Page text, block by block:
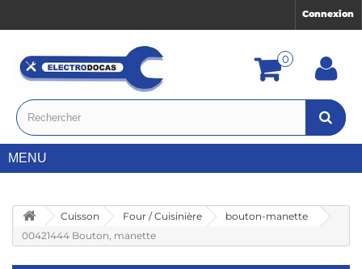
Connexion
0
MENU
Cuisson Four / Cuisinière
bouton-manette
00421444 Bouton, manette